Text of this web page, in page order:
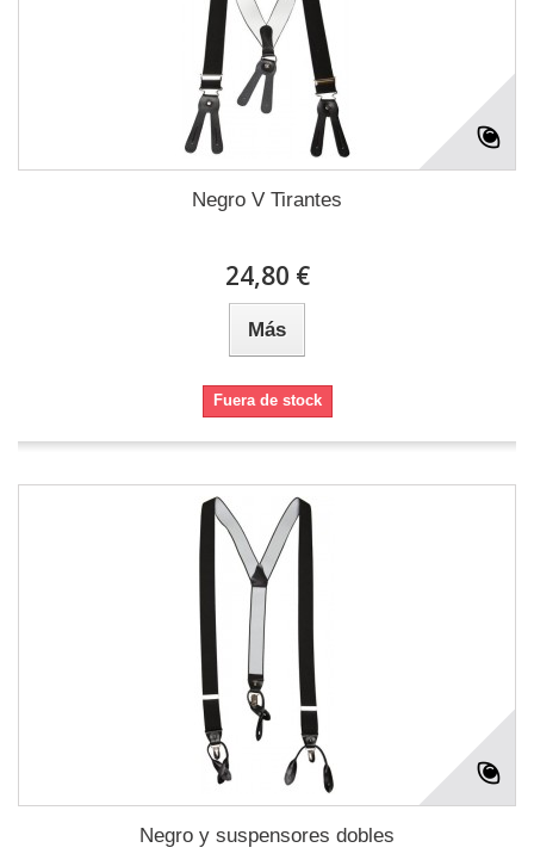
Negro V Tirantes
24,80 €
Más
Fuera de stock
Negro y suspensores dobles